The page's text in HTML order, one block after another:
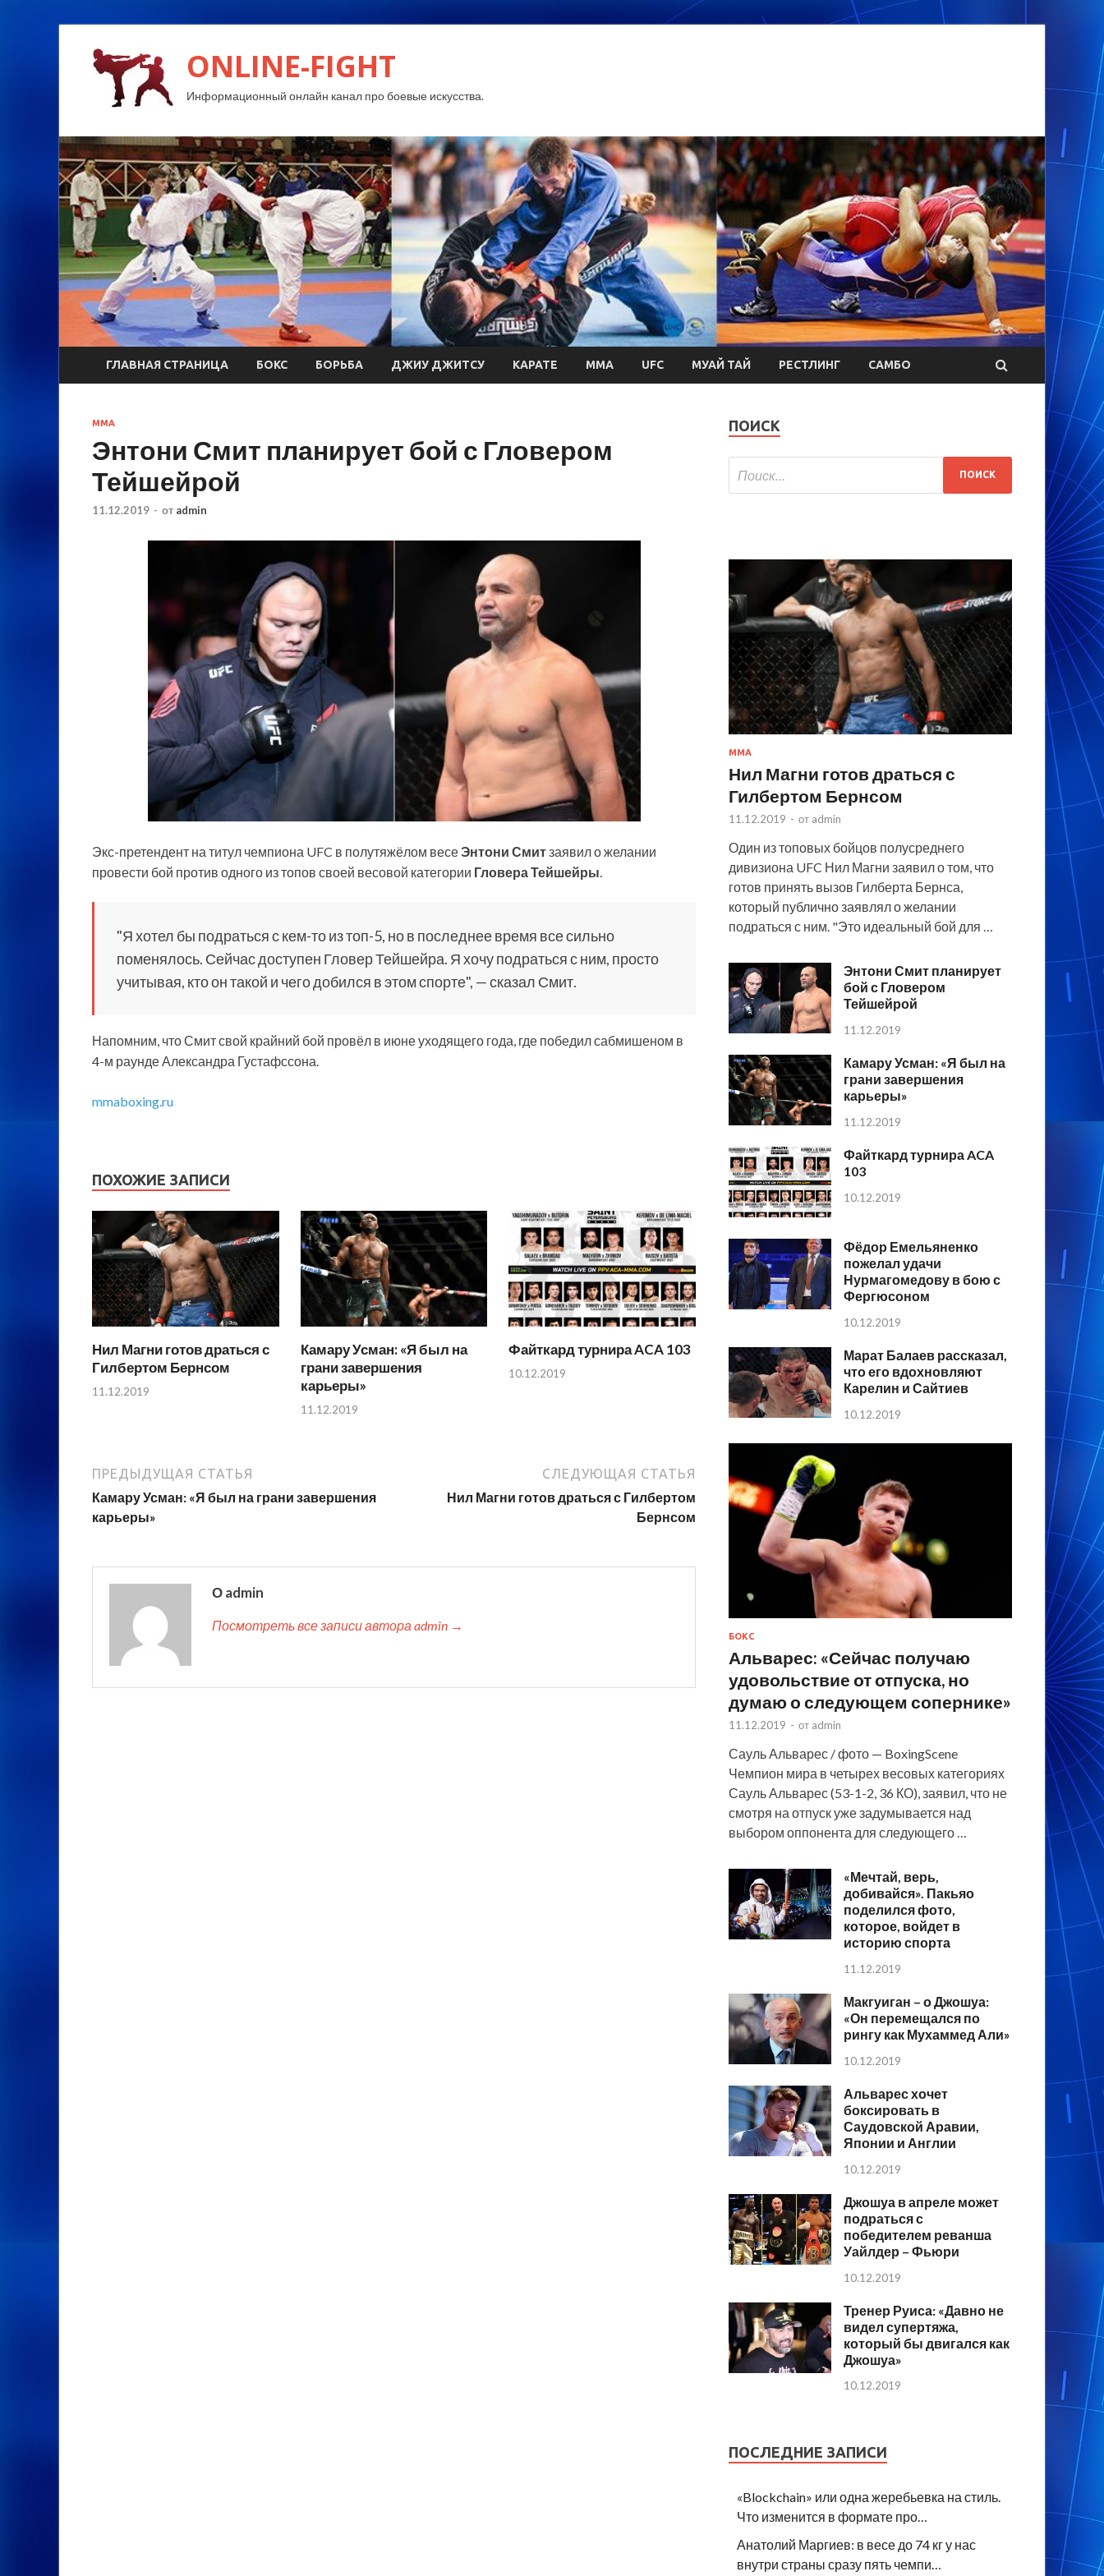
ONLINE-FIGHT
Информационный онлайн канал про боевые искусства.
ГЛАВНАЯ СТРАНИЦА БОКС БОРЬБА ДЖИУ ДЖИТСУ КАРАТЕ MMA UFC МУАЙ ТАЙ РЕСТЛИНГ САМБО
MMA
Энтони Смит планирует бой с Гловером
Тейшейрой
11.12.2019 - от admin
Экс-претендент на титул чемпиона UFC в полутяжёлом весеЭнтони Смитзаявил о желании
провести бой против одного из топов своей весовой категории Гловера Тейшейры.
"Я хотел бы подраться с кем-то из топ-5, но в последнее время все сильно
поменялось. Сейчас доступен Гловер Тейшейра. Я хочу подраться с ним, просто
учитывая, кто он такой и чего добился в этом спорте", — сказал Смит.
Напомним, что Смит свой крайний бой провёл в июне уходящего года, где победил сабмишеном в
4-м раунде Александра Густафссона.
mmaboxing.ru
ПОХОЖИЕ ЗАПИСИ
Нил Магни готов драться с
Гилбертом Бернсом
11.12.2019
Камару Усман: «Я был на
грани завершения
карьеры»
11.12.2019
Файткард турнира ACA 103
10.12.2019
ПРЕДЫДУЩАЯ СТАТЬЯ
Камару Усман: «Я был на грани завершения
карьеры»
СЛЕДУЮЩАЯ СТАТЬЯ
Нил Магни готов драться с Гилбертом
Бернсом
О admin
Посмотреть все записи автора admin →
ПОИСК
MMA
Нил Магни готов драться с
Гилбертом Бернсом
11.12.2019 - от admin
Один из топовых бойцов полусреднего
дивизиона UFC Нил Магни заявил о том, что
готов принять вызов Гилберта Бернса,
который публично заявлял о желании
подраться с ним. "Это идеальный бой для …
Энтони Смит планирует
бой с Гловером
Тейшейрой
11.12.2019
Камару Усман: «Я был на
грани завершения
карьеры»
11.12.2019
Файткард турнира ACA
103
10.12.2019
Фёдор Емельяненко
пожелал удачи
Нурмагомедову в бою с
Фергюсоном
10.12.2019
Марат Балаев рассказал,
что его вдохновляют
Карелин и Сайтиев
10.12.2019
БОКС
Альварес: «Сейчас получаю
удовольствие от отпуска, но
думаю о следующем сопернике»
11.12.2019 - от admin
Сауль Альварес / фото — BoxingScene
Чемпион мира в четырех весовых категориях
Сауль Альварес (53-1-2, 36 КО), заявил, что не
смотря на отпуск уже задумывается над
выбором оппонента для следующего …
«Мечтай, верь,
добивайся». Пакьяо
поделился фото,
которое, войдет в
историю спорта
11.12.2019
Макгуиган – о Джошуа:
«Он перемещался по
рингу как Мухаммед Али»
10.12.2019
Альварес хочет
боксировать в
Саудовской Аравии,
Японии и Англии
10.12.2019
Джошуа в апреле может
подраться с
победителем реванша
Уайлдер – Фьюри
10.12.2019
Тренер Руиса: «Давно не
видел супертяжа,
который бы двигался как
Джошуа»
10.12.2019
ПОСЛЕДНИЕ ЗАПИСИ
«Blockchain» или одна жеребьевка на стиль.
Что изменится в формате про…
Анатолий Маргиев: в весе до 74 кг у нас
внутри страны сразу пять чемпи…